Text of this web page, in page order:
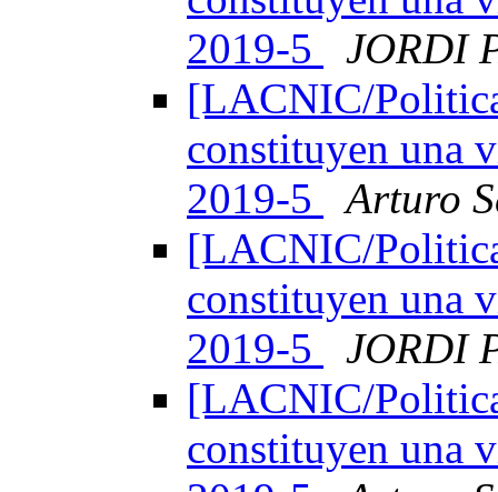
2019-5
JORDI
[LACNIC/
constituyen una
2019-5
Arturo
[LACNIC/
constituyen una
2019-5
JORDI
[LACNIC/
constituyen una